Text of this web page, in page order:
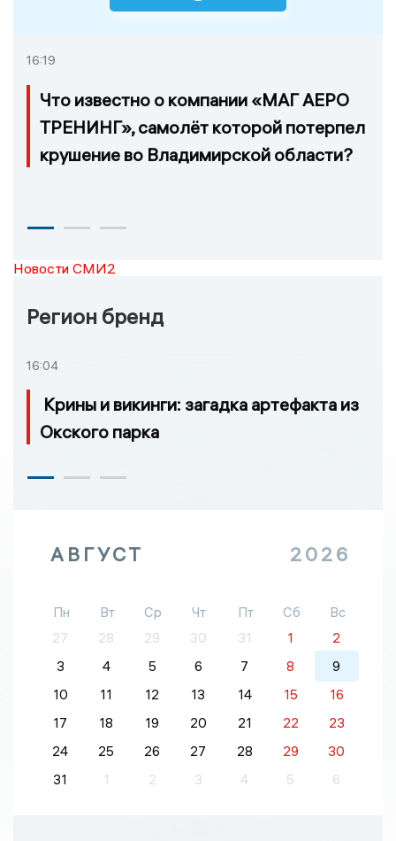
16:19
Что известно о компании «МАГ АЕРО
ТРЕНИНГ», самолёт которой потерпел
крушение во Владимирской области?
Новости СМИ2
Регион бренд
16:04
Крины и викинги: загадка артефакта из
Окского парка
АВГУСТ 2026
Пн Вт Ср Чт Пт Сб
Вс
27
28 29 30 31 1
2
3
4 5 6 7 8
9
10
11 12 13 14 15
16
17
18 19 20 21 22
23
24
25 26 27 28 29
30
31
1 2 3 4 5 6